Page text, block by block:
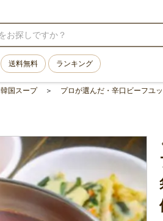
送料無料 ランキング
韓国スープ プロが選んだ・辛口ビーフユ